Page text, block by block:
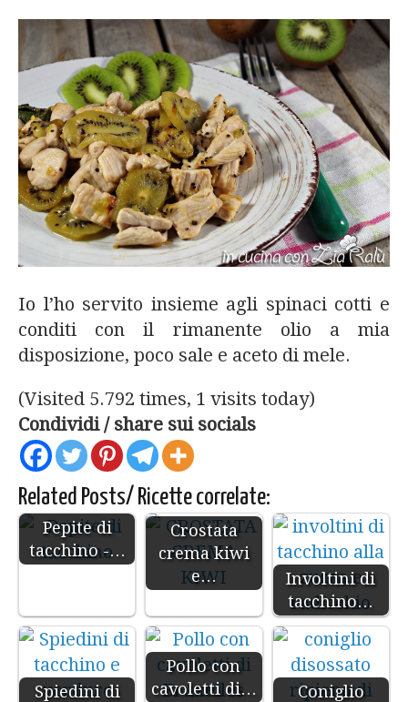
Io l’ho servito insieme agli spinaci cotti e
conditi con il rimanente olio a mia
disposizione, poco sale e aceto di mele.
(Visited 5.792 times, 1 visits today)
Condividi / share sui socials
Related Posts/ Ricette correlate:
Pepite di
tacchino -…
Crostata
crema kiwi
e…
Involtini di
tacchino…
Spiedini di
Pollo con
cavoletti di…
Coniglio